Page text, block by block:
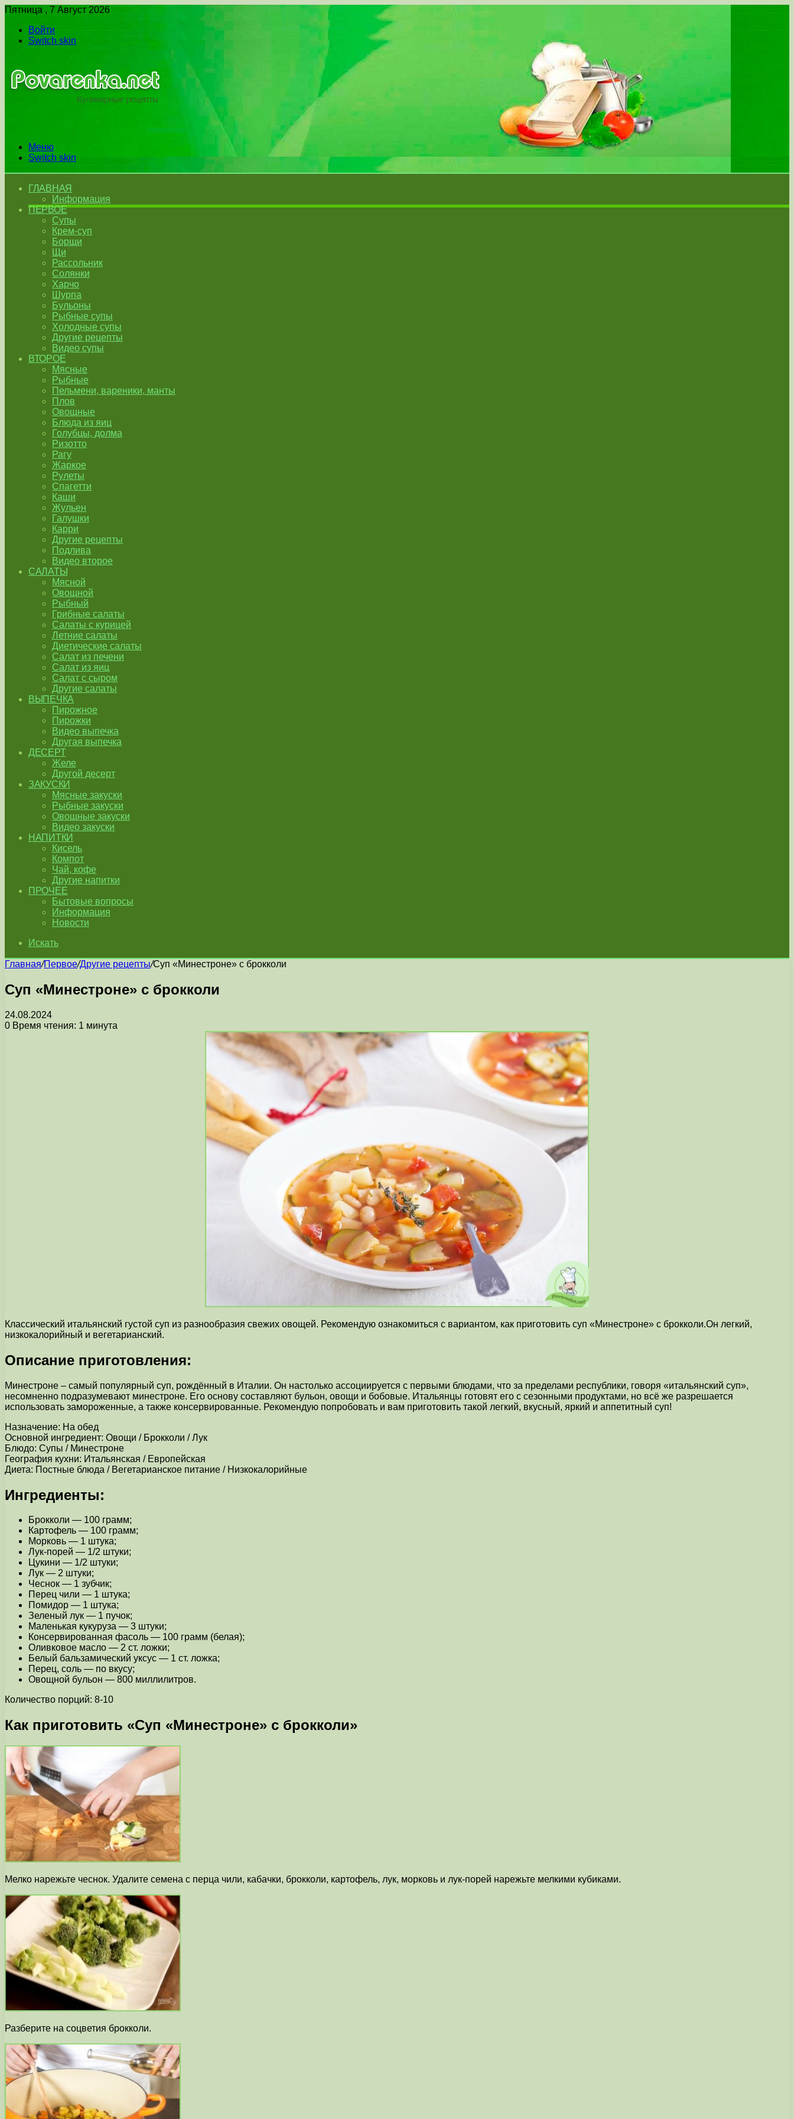
Пятница , 7 Август 2026
Войти
Switch skin
Меню
Switch skin
ГЛАВНАЯ
Информация
ПЕРВОЕ
Супы
Крем-суп
Борщи
Щи
Рассольник
Солянки
Харчо
Шурпа
Бульоны
Рыбные супы
Холодные супы
Другие рецепты
Видео супы
ВТОРОЕ
Мясные
Рыбные
Пельмени, вареники, манты
Плов
Овощные
Блюда из яиц
Голубцы, долма
Ризотто
Рагу
Жаркое
Рулеты
Спагетти
Каши
Жульен
Галушки
Карри
Другие рецепты
Подлива
Видео второе
САЛАТЫ
Мясной
Овощной
Рыбный
Грибные салаты
Салаты с курицей
Летние салаты
Диетические салаты
Салат из печени
Салат из яиц
Салат с сыром
Другие салаты
ВЫПЕЧКА
Пирожное
Пирожки
Видео выпечка
Другая выпечка
ДЕСЕРТ
Желе
Другой десерт
ЗАКУСКИ
Мясные закуски
Рыбные закуски
Овощные закуски
Видео закуски
НАПИТКИ
Кисель
Компот
Чай, кофе
Другие напитки
ПРОЧЕЕ
Бытовые вопросы
Информация
Новости
Искать
Главная/Первое/Другие рецепты/Суп «Минестроне» с брокколи
Суп «Минестроне» с брокколи
24.08.2024
0 Время чтения: 1 минута
Классический итальянский густой суп из разнообразия свежих овощей. Рекомендую ознакомиться с вариантом, как приготовить суп «Минестроне» с брокколи.Он легкий,
низкокалорийный и вегетарианский.
Описание приготовления:
Минестроне – самый популярный суп, рождённый в Италии. Он настолько ассоциируется с первыми блюдами, что за пределами республики, говоря «итальянский суп»,
несомненно подразумевают минестроне. Его основу составляют бульон, овощи и бобовые. Итальянцы готовят его с сезонными продуктами, но всё же разрешается
использовать замороженные, а также консервированные. Рекомендую попробовать и вам приготовить такой легкий, вкусный, яркий и аппетитный суп!
Назначение: На обед
Основной ингредиент: Овощи / Брокколи / Лук
Блюдо: Супы / Минестроне
География кухни: Итальянская / Европейская
Диета: Постные блюда / Вегетарианское питание / Низкокалорийные
Ингредиенты:
Брокколи — 100 грамм;
Картофель — 100 грамм;
Морковь — 1 штука;
Лук-порей — 1/2 штуки;
Цукини — 1/2 штуки;
Лук — 2 штуки;
Чеснок — 1 зубчик;
Перец чили — 1 штука;
Помидор — 1 штука;
Зеленый лук — 1 пучок;
Маленькая кукуруза — 3 штуки;
Консервированная фасоль — 100 грамм (белая);
Оливковое масло — 2 ст. ложки;
Белый бальзамический уксус — 1 ст. ложка;
Перец, соль — по вкусу;
Овощной бульон — 800 миллилитров.
Количество порций: 8-10
Как приготовить «Суп «Минестроне» с брокколи»
Мелко нарежьте чеснок. Удалите семена с перца чили, кабачки, брокколи, картофель, лук, морковь и лук-порей нарежьте мелкими кубиками.
Разберите на соцветия брокколи.